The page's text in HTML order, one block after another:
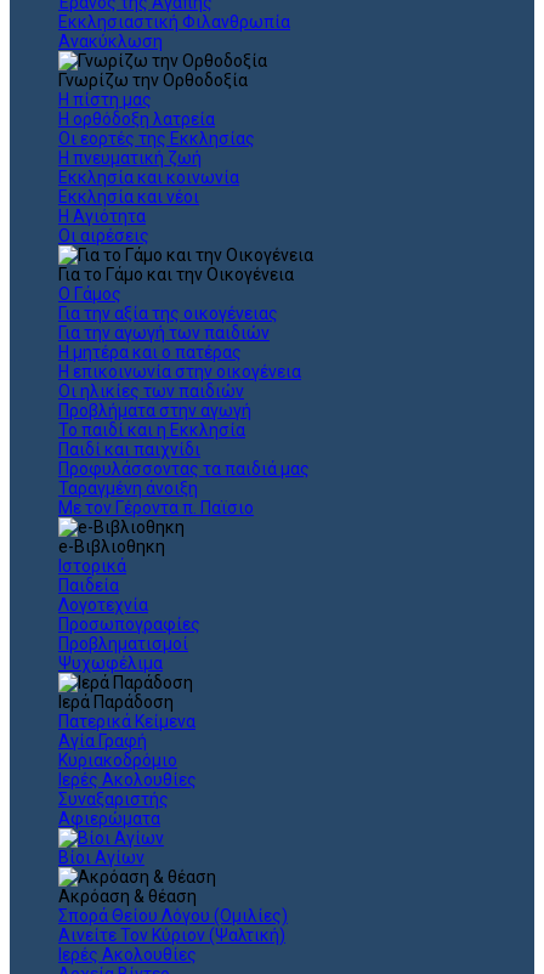
Εκκλησιαστική Φιλανθρωπία
Ανακύκλωση
Γνωρίζω την Ορθοδοξία
Η πίστη μας
Η ορθόδοξη λατρεία
Οι εορτές της Εκκλησίας
Η πνευματική ζωή
Εκκλησία και κοινωνία
Εκκλησία και νέοι
Η Αγιότητα
Οι αιρέσεις
Για το Γάμο και την Οικογένεια
Ο Γάμος
Για την αξία της οικογένειας
Για την αγωγή των παιδιών
Η μητέρα και ο πατέρας
Η επικοινωνία στην οικογένεια
Οι ηλικίες των παιδιών
Προβλήματα στην αγωγή
Το παιδί και η Εκκλησία
Παιδί και παιχνίδι
Προφυλάσσοντας τα παιδιά μας
Ταραγμένη άνοιξη
Με τον Γέροντα π. Παϊσιο
e-Βιβλιοθηκη
Ιστορικά
Παιδεία
Λογοτεχνία
Προσωπογραφίες
Προβληματισμοί
Ψυχωφέλιμα
Ιερά Παράδοση
Πατερικά Κείμενα
Αγία Γραφή
Κυριακοδρόμιο
Ιερές Ακολουθίες
Συναξαριστής
Αφιερώματα
Βίοι Αγίων
Ακρόαση & θέαση
Σπορά Θείου Λόγου (Ομιλίες)
Αινείτε Τον Κύριον (Ψαλτική)
Ιερές Ακολουθίες